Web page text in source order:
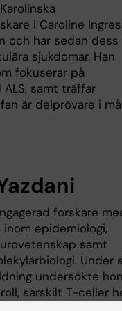
i Caroline Ingres
och har sedan dess
sjukdomar. Han
fokuserar på
samt träffar
är delprövare i
forskare
epidemiologi,
samt
Under
undersökte hon
särskilt T-celler